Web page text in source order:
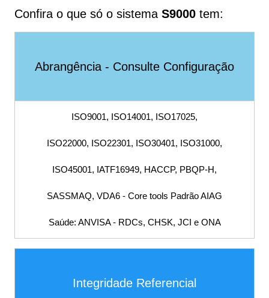
Confira o que só o sistema S9000 tem:
Abrangência - Consulte Configuração
ISO9001, ISO14001, ISO17025,
ISO22000, ISO22301, ISO30401, ISO31000,
ISO45001, IATF16949, HACCP, PBQP-H,
SASSMAQ, VDA6 - Core tools Padrão AIAG
Saúde: ANVISA - RDCs, CHSK, JCI e ONA
Integridade Referencial
Software para Não
ISO9001,
IATF16949, BPM,
Procedimento,
POP, Fluxograma,
PDCA, Planilha,
Sistema S9000,